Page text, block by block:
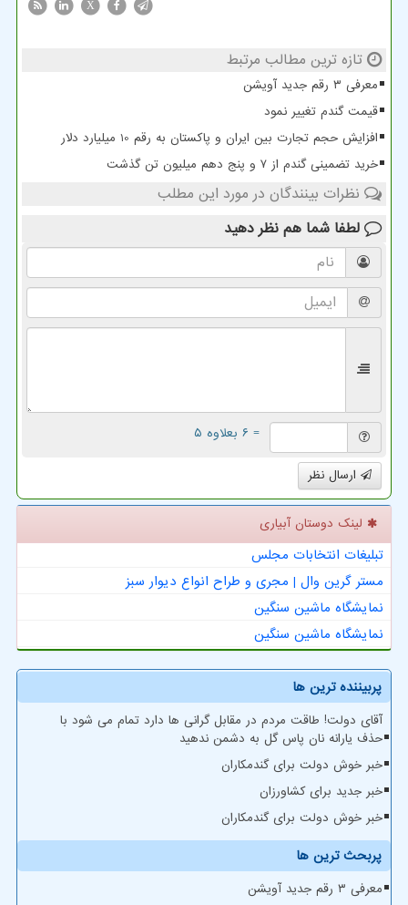
X
تازه ترین مطالب مرتبط
معرفی ۳ رقم جدید آویشن
قیمت گندم تغییر نمود
افزایش حجم تجارت بین ایران و پاکستان به رقم 10 میلیارد دلار
خرید تضمینی گندم از ۷ و پنج دهم میلیون تن گذشت
نظرات بینندگان در مورد این مطلب
لطفا شما هم نظر دهید
= ۶ بعلاوه ۵
ارسال نظر
لینک دوستان آبیاری
تبلیغات انتخابات مجلس
مستر گرین وال | مجری و طراح انواع دیوار سبز
نمایشگاه ماشین سنگین
نمایشگاه ماشین سنگین
پربیننده ترین ها
آقای دولت! طاقت مردم در مقابل گرانی ها دارد تمام می شود با
حذف یارانه نان پاس گل به دشمن ندهید
خبر خوش دولت برای گندمکاران
خبر جدید برای کشاورزان
خبر خوش دولت برای گندمکاران
پربحث ترین ها
معرفی ۳ رقم جدید آویشن